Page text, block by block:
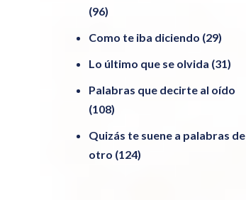
(96)
Como te iba diciendo (29)
Lo último que se olvida (31)
Palabras que decirte al oído
(108)
Quizás te suene a palabras de
otro (124)